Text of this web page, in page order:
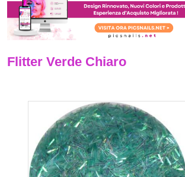
Flitter Verde Chiaro